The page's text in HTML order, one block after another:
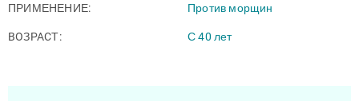
ПРИМЕНЕНИЕ Против морщин
BOЗPACТ С 40 лет